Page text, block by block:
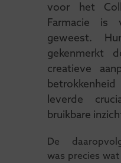
voor het
Farmacie is
geweest.
gekenmerkt
creatieve
leverde
bruikbare
De
was precies